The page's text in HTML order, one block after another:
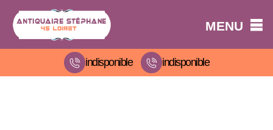
MENU
indisponible indisponible